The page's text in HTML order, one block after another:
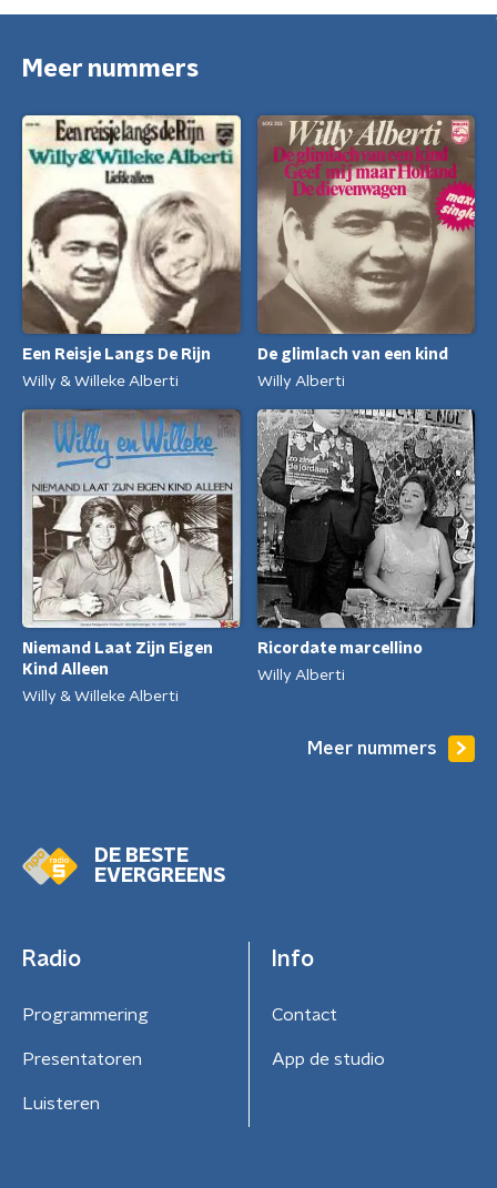
Meer nummers
Een Reisje Langs De Rijn
Willy & Willeke Alberti
De glimlach van een kind
Willy Alberti
Niemand Laat Zijn Eigen
Kind Alleen
Willy & Willeke Alberti
Ricordate marcellino
Willy Alberti
Meer nummers
DE BESTE
EVERGREENS
Radio
Programmering
Presentatoren
Luisteren
Info
Contact
App de studio